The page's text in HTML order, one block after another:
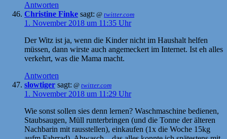
Antworten
Christine Finke sagt: @ twitter.com
1. November 2018 um 11:35 Uhr
Der Witz ist ja, wenn die Kinder nicht im Haushalt helfen
müssen, dann wirste auch angemeckert im Internet. Ist eh alles
verkehrt, was die Mama macht.
Antworten
slowtiger sagt: @ twitter.com
1. November 2018 um 11:29 Uhr
Wie sonst sollen sies denn lernen? Waschmaschine bedienen,
Staubsaugen, Müll runterbringen (und die Tonne der älteren
Nachbarin mit rausstellen), einkaufen (1x die Woche 15kg